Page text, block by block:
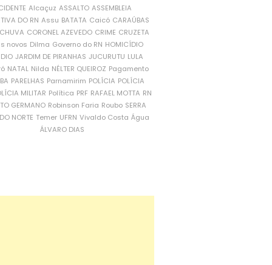
Alcaçuz ASSALTO ASSEMBLEIA
DO RN Assu BATATA Caicó CARAÚBAS
CORONEL AZEVEDO CRIME CRUZETA
novos Dilma Governo do RN HOMICÍDIO
JARDIM DE PIRANHAS JUCURUTU LULA
NATAL Nilda NÉLTER QUEIROZ Pagamento
PARELHAS Parnamirim POLÍCIA POLÍCIA
MILITAR Política PRF RAFAEL MOTTA RN
GERMANO Robinson Faria Roubo SERRA
NORTE Temer UFRN Vivaldo Costa Água
ÁLVARO DIAS